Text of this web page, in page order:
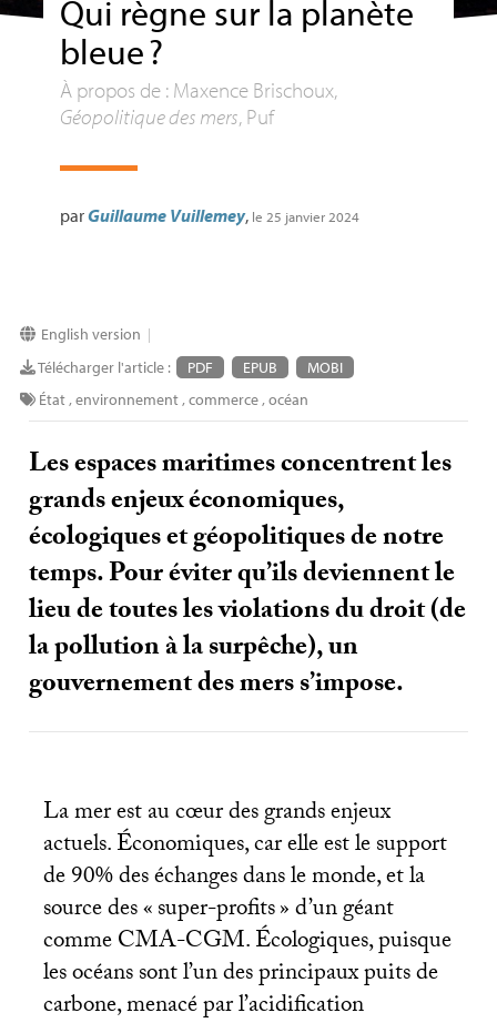
Qui règne sur la planète
bleue?
À propos de : Maxence Brischoux,
Géopolitique des mers, Puf
parGuillaume Vuillemey, le 25 janvier 2024
English version |
Télécharger l'article : PDF EPUB
MOBI
État,environnement,commerce,océan
Les espaces maritimes concentrent les
grands enjeux économiques,
écologiques et géopolitiques de notre
temps. Pour éviter qu’ils deviennent le
lieu de toutes les violations du droit (de
la pollution à la surpêche), un
gouvernement des mers s’impose.
La mer est au cœur des grands enjeux
actuels. Économiques, car elle est le support
de 90% des échanges dans le monde, et la
source des «super-profits» d’un géant
commeCMA-CGM. Écologiques, puisque
les océans sont l’un des principaux puits de
carbone, menacé par l’acidification